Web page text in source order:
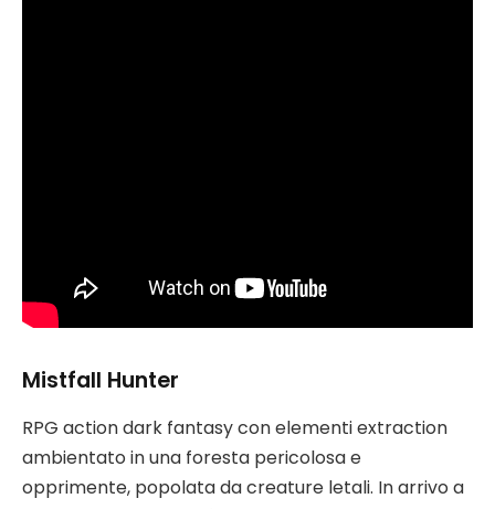
Mistfall Hunter
RPG action dark fantasy con elementi extraction
ambientato in una foresta pericolosa e
opprimente, popolata da creature letali. In arrivo a